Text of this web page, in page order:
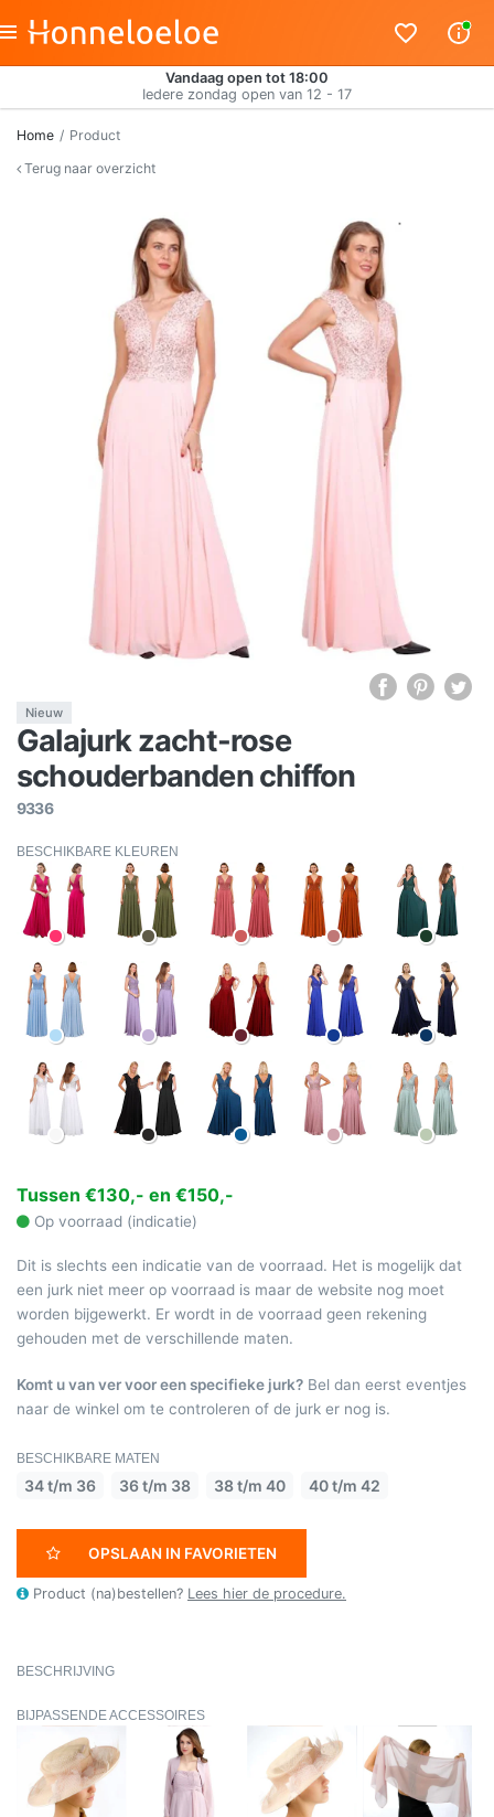
Vandaag open tot 18:00
Iedere zondag open van 12 - 17
Home
Product
Terug naar overzicht
Nieuw
Galajurk zacht-rose
schouderbanden chiffon
9336
BESCHIKBARE KLEUREN
Tussen €130,- en €150,-
Op voorraad (indicatie)
Dit is slechts een indicatie van de voorraad. Het is mogelijk dat
een jurk niet meer op voorraad is maar de website nog moet
worden bijgewerkt. Er wordt in de voorraad geen rekening
gehouden met de verschillende maten.
Komt u van ver voor een specifieke jurk? Bel dan eerst eventjes
naar de winkel om te controleren of de jurk er nog is.
BESCHIKBARE MATEN
34 t/m 36 36 t/m 38 38 t/m 40 40 t/m 42
OPSLAAN IN FAVORIETEN
Product (na)bestellen? Lees hier de procedure.
BESCHRIJVING
BIJPASSENDE ACCESSOIRES